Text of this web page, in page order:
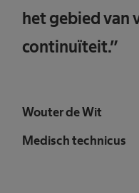
het gebied van
continuïteit.”
Wouter de Wit
Medisch technicus